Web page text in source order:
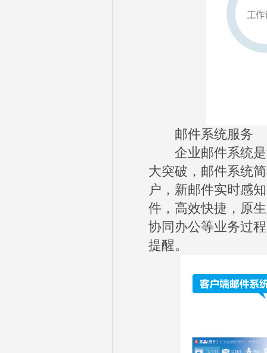
邮件系统服务
企业邮件系统是
大突破，邮件系统
户，新邮件实时感
件，高效快捷，原
协同办公等业务过
提醒。